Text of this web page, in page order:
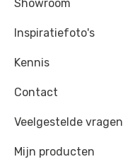
Showroom
Inspiratiefoto's
Kennis
Contact
Veelgestelde vragen
Mijn producten